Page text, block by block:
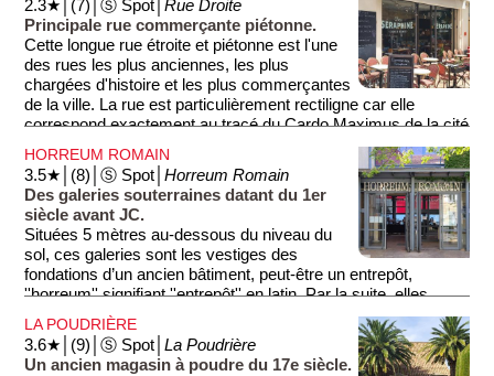
archéologique. Pour une vue panoramique imprenable sur la
ville et ses environs, grimpez au sommet du Donjon Gilles-
Aycelin.
2.3★│(7)│Ⓢ Spot│Rue Droite
Principale rue commerçante piétonne.
Cette longue rue étroite et piétonne est l'une
des rues les plus anciennes, les plus
chargées d'histoire et les plus commerçantes
de la ville. La rue est particulièrement rectiligne car elle
correspond exactement au tracé du Cardo Maximus de la cité
antique (Narbo Martius), c'est-à-dire l'axe routier principal
nord-sud qui structurait les villes romaines.
HORREUM ROMAIN
3.5★│(8)│Ⓢ Spot│Horreum Romain
Des galeries souterraines datant du 1er
siècle avant JC.
Situées 5 mètres au-dessous du niveau du
sol, ces galeries sont les vestiges des
fondations d’un ancien bâtiment, peut-être un entrepôt,
''horreum'' signifiant ''entrepôt'' en latin. Par la suite, elles
furent utilisées au cours des siècles comme caves
particulières. Elles furent classées en 1961 et ouvertes au
public en 1976.
LA POUDRIÈRE
3.6★│(9)│Ⓢ Spot│La Poudrière
Un ancien magasin à poudre du 17e siècle.